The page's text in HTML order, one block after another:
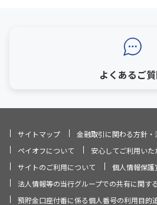
よくあるご
サイトマップ
金融取引に関わる方針・
ペイオフについて
安心してご利用いた
サイトのご利用について
個人情報保護
法人情報等の当行グループでの共有に関す
預貯金口座付番に係る個人番号の利用目的